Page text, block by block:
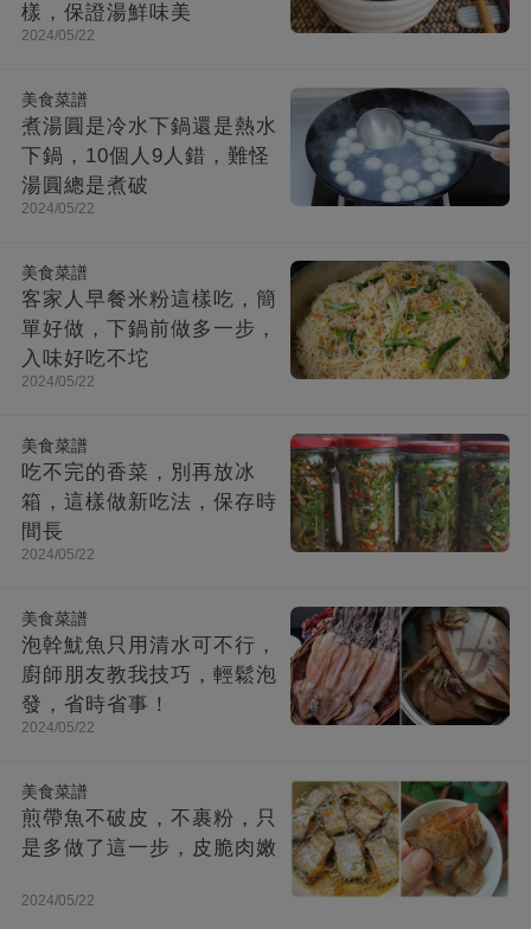
樣，保證湯鮮味美
2024/05/22
美食菜譜
煮湯圓是冷水下鍋還是熱水
下鍋，10個人9人錯，難怪
湯圓總是煮破
2024/05/22
美食菜譜
客家人早餐米粉這樣吃，簡
單好做，下鍋前做多一步，
入味好吃不坨
2024/05/22
美食菜譜
吃不完的香菜，別再放冰
箱，這樣做新吃法，保存時
間長
2024/05/22
美食菜譜
泡幹魷魚只用清水可不行，
廚師朋友教我技巧，輕鬆泡
發，省時省事！
2024/05/22
美食菜譜
煎帶魚不破皮，不裹粉，只
是多做了這一步，皮脆肉嫩
2024/05/22